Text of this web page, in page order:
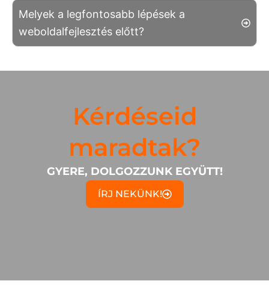
Melyek a legfontosabb lépések a
weboldalfejlesztés előtt?
Kérdéseid
maradtak?
GYERE, DOLGOZZUNK EGYÜTT!
ÍRJ NEKÜNK!